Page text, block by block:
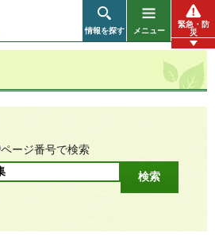
情報を探す メニュー
緊急・防
災
ページ番号で検索